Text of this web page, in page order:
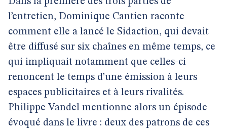
l’entretien, Dominique Cantien raconte
comment elle a lancé le Sidaction, qui devait
être diffusé sur six chaînes en même temps, ce
qui impliquait notamment que celles-ci
renoncent le temps d’une émission à leurs
espaces publicitaires et à leurs rivalités.
Philippe Vandel mentionne alors un épisode
évoqué dans le livre : deux des patrons de ces